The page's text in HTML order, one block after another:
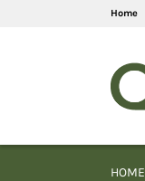
Home
HOME